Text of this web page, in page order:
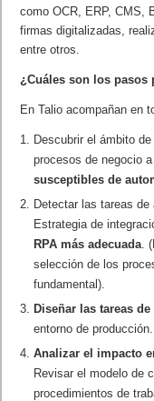
como OCR, ERP, CMS,
firmas digitalizadas,
entre otros.
¿Cuáles son los pasos
En Talio acompañan en
Descubrir el ámbito
procesos de negocio
susceptibles de
Detectar las tareas de
Estrategia de
RPA más adecuada .
selección de los
fundamental).
Diseñar las tareas de
entorno de producción.
Analizar el impacto
Revisar el modelo de
procedimientos de